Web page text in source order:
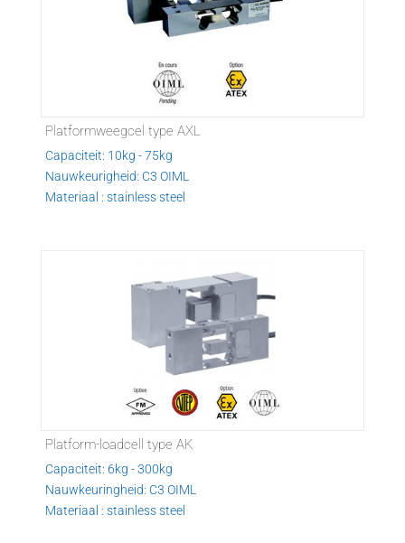
Platformweegcel type AXL
Capaciteit: 10kg - 75kg
Nauwkeurigheid: C3 OIML
Materiaal : stainless steel
Platform-loadcell type AK
Capaciteit: 6kg - 300kg
Nauwkeuringheid: C3 OIML
Materiaal : stainless steel